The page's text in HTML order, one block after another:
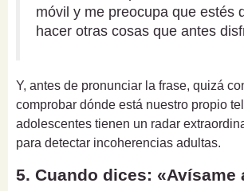
móvil y me preocupa que estés
hacer otras cosas que antes
Y, antes de pronunciar la frase, quizá
comprobar dónde está nuestro propio
adolescentes tienen un radar
para detectar incoherencias adultas.
5. Cuando dices: «Avísame